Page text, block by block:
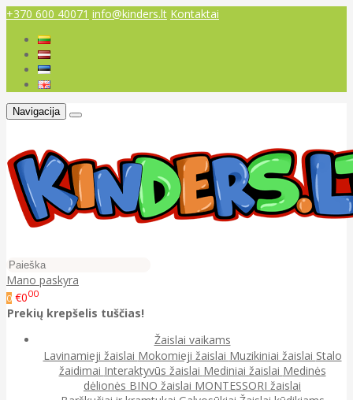
+370 600 40071 info@kinders.lt Kontaktai
Navigacija
Mano paskyra
0 €000
Prekių krepšelis tuščias!
Žaislai vaikams
Lavinamieji žaislai Mokomieji žaislai Muzikiniai žaislai Stalo
žaidimai Interaktyvūs žaislai Mediniai žaislai Medinės
dėlionės BINO žaislai MONTESSORI žaislai